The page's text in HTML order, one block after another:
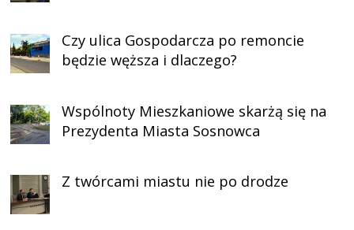
Czy ulica Gospodarcza po remoncie
będzie węższa i dlaczego?
Wspólnoty Mieszkaniowe skarżą się na
Prezydenta Miasta Sosnowca
Z twórcami miastu nie po drodze